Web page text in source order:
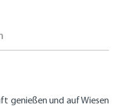
genießen und auf Wiesen